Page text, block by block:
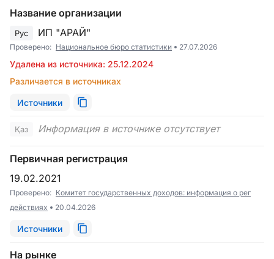
Название организации
Рус ИП "АРАЙ"
Проверено: Национальное бюро статистики 27.07.2026
Удалена из источника: 25.12.2024
Различается в источниках
Источники
Қаз Информация в источнике отсутствует
Первичная регистрация
19.02.2021
Проверено: Комитет государственных доходов: информация о рег
действиях
20.04.2026
Источники
На рынке